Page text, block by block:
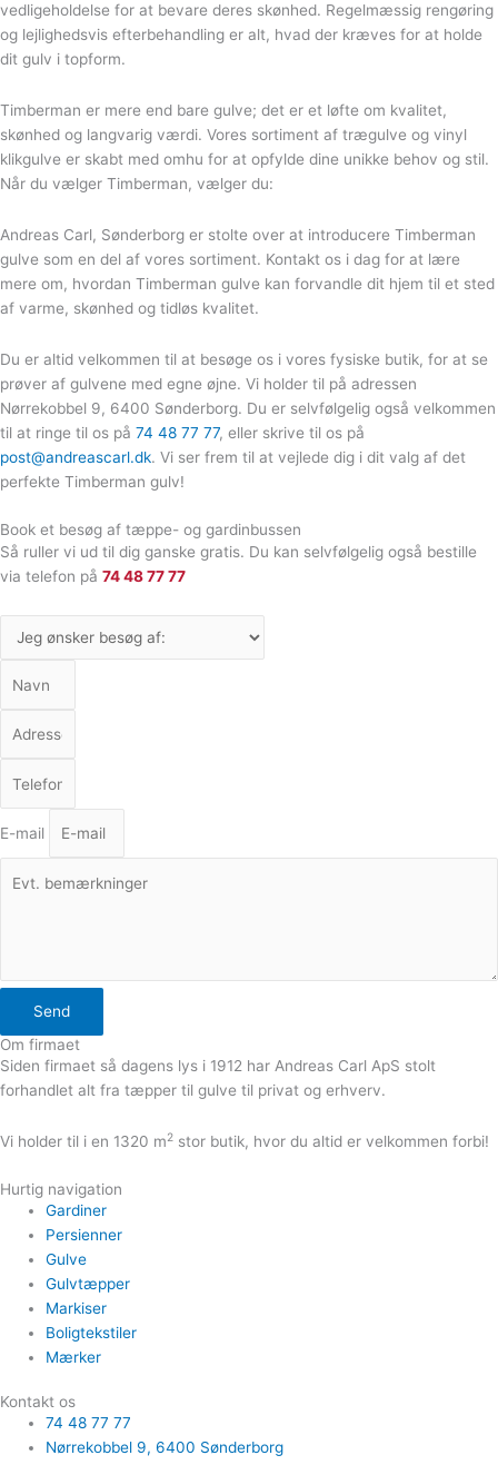
vedligeholdelse for at bevare deres skønhed. Regelmæssig rengøring
og lejlighedsvis efterbehandling er alt, hvad der kræves for at holde
dit gulv i topform.
Timberman er mere end bare gulve; det er et løfte om kvalitet,
skønhed og langvarig værdi. Vores sortiment af trægulve og vinyl
klikgulve er skabt med omhu for at opfylde dine unikke behov og stil.
Når du vælger Timberman, vælger du:
Andreas Carl, Sønderborg er stolte over at introducere Timberman
gulve som en del af vores sortiment. Kontakt os i dag for at lære
mere om, hvordan Timberman gulve kan forvandle dit hjem til et sted
af varme, skønhed og tidløs kvalitet.
Du er altid velkommen til at besøge os i vores fysiske butik, for at se
prøver af gulvene med egne øjne. Vi holder til på adressen
Nørrekobbel 9, 6400 Sønderborg. Du er selvfølgelig også velkommen
til at ringe til os på 74 48 77 77, eller skrive til os på
post@andreascarl.dk. Vi ser frem til at vejlede dig i dit valg af det
perfekte Timberman gulv!
Book et besøg af tæppe- og gardinbussen
Så ruller vi ud til dig ganske gratis. Du kan selvfølgelig også bestille
via telefon på 74 48 77 77
E-mail
Send
Om firmaet
Siden firmaet så dagens lys i 1912 har Andreas Carl ApS stolt
forhandlet alt fra tæpper til gulve til privat og erhverv.
Vi holder til i en 1320 m2 stor butik, hvor du altid er velkommen forbi!
Hurtig navigation
Gardiner
Persienner
Gulve
Gulvtæpper
Markiser
Boligtekstiler
Mærker
Kontakt os
74 48 77 77
Nørrekobbel 9, ​6400 Sønderborg